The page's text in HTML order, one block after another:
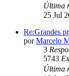
Última
25 Jul
Re:Grandes
porMarcelo
3
5743
Última